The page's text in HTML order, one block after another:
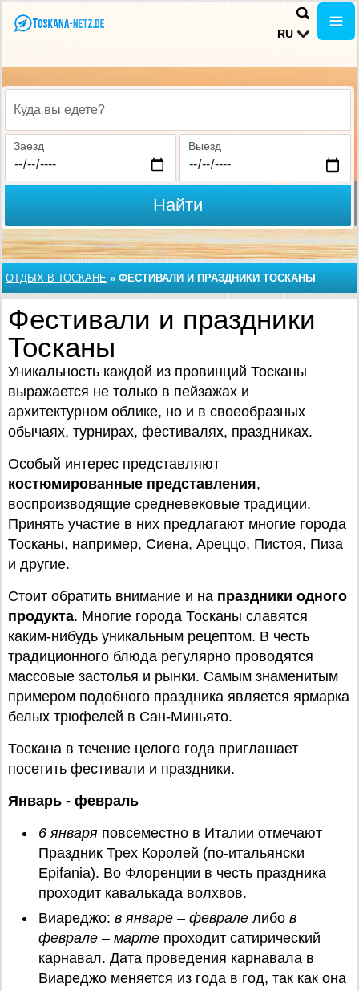
RU
Куда вы едете?
Заезд Выезд
Найти
ОТДЫХ В ТОСКАНЕ » ФЕСТИВАЛИ И ПРАЗДНИКИ ТОСКАНЫ
Фестивали и праздники
Тосканы
Уникальность каждой из провинций Тосканы
выражается не только в пейзажах и
архитектурном облике, но и в своеобразных
обычаях, турнирах, фестивалях, праздниках.
Особый интерес представляют
костюмированные представления,
воспроизводящие средневековые традиции.
Принять участие в них предлагают многие города
Тосканы, например, Сиена, Ареццо, Пистоя, Пиза
и другие.
Стоит обратить внимание и на праздники одного
продукта. Многие города Тосканы славятся
каким-нибудь уникальным рецептом. В честь
традиционного блюда регулярно проводятся
массовые застолья и рынки. Самым знаменитым
примером подобного праздника является ярмарка
белых трюфелей в Сан-Миньято.
Тоскана в течение целого года приглашает
посетить фестивали и праздники.
Январь - февраль
6 январяповсеместно в Италии отмечают
Праздник Трех Королей (по-итальянски
Epifania). Во Флоренции в честь праздника
проходит кавалькада волхвов.
Виареджо: в январе – февралелибо в
феврале – марте проходит сатирический
карнавал. Дата проведения карнавала в
Виареджо меняется из года в год, так как она